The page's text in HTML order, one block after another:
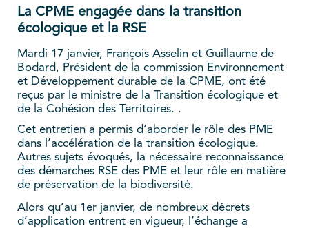
La CPME engagée dans la transition
écologique et la RSE
Mardi 17 janvier, François Asselin et Guillaume de
Bodard, Président de la commission Environnement
et Développement durable de la CPME, ont été
reçus par le ministre de la Transition écologique et
de la Cohésion des Territoires. .
Cet entretien a permis d’aborder le rôle des PME
dans l’accélération de la transition écologique.
Autres sujets évoqués, la nécessaire reconnaissance
des démarches RSE des PME et leur rôle en matière
de préservation de la biodiversité.
Alors qu’au 1er janvier, de nombreux décrets
d’application entrent en vigueur, l’échange a